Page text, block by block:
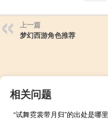
上一篇
梦幻西游角色推荐
相关问题
“试舞霓裳带月归”的出处是哪里